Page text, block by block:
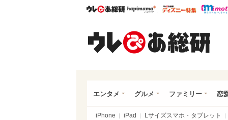
ウレぴあ総研ハピママ*
ウレぴ
エンタメ グルメ ファミリー 恋
iPhone iPad Lサイズスマホ・タブレット